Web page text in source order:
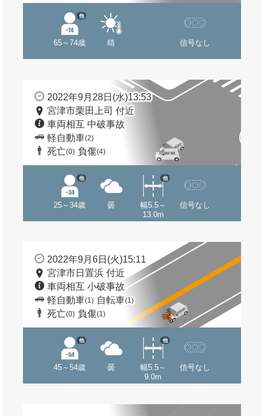
65～74歳
他
晴 信号なし
2022年9月28日(水)13:53
宮津市栗田上司 付近
車両相互 中破事故
軽自動車(2)
死亡(0) 負傷(4)
25～34歳
他
曇
幅5.5～
13.0m
他
信号なし
2022年9月6日(火)15:11
宮津市日置浜 付近
車両相互 小破事故
軽自動車(1) 自転車(1)
死亡(0) 負傷(1)
45～54歳
他
曇
幅5.5～
9.0m
他
信号なし